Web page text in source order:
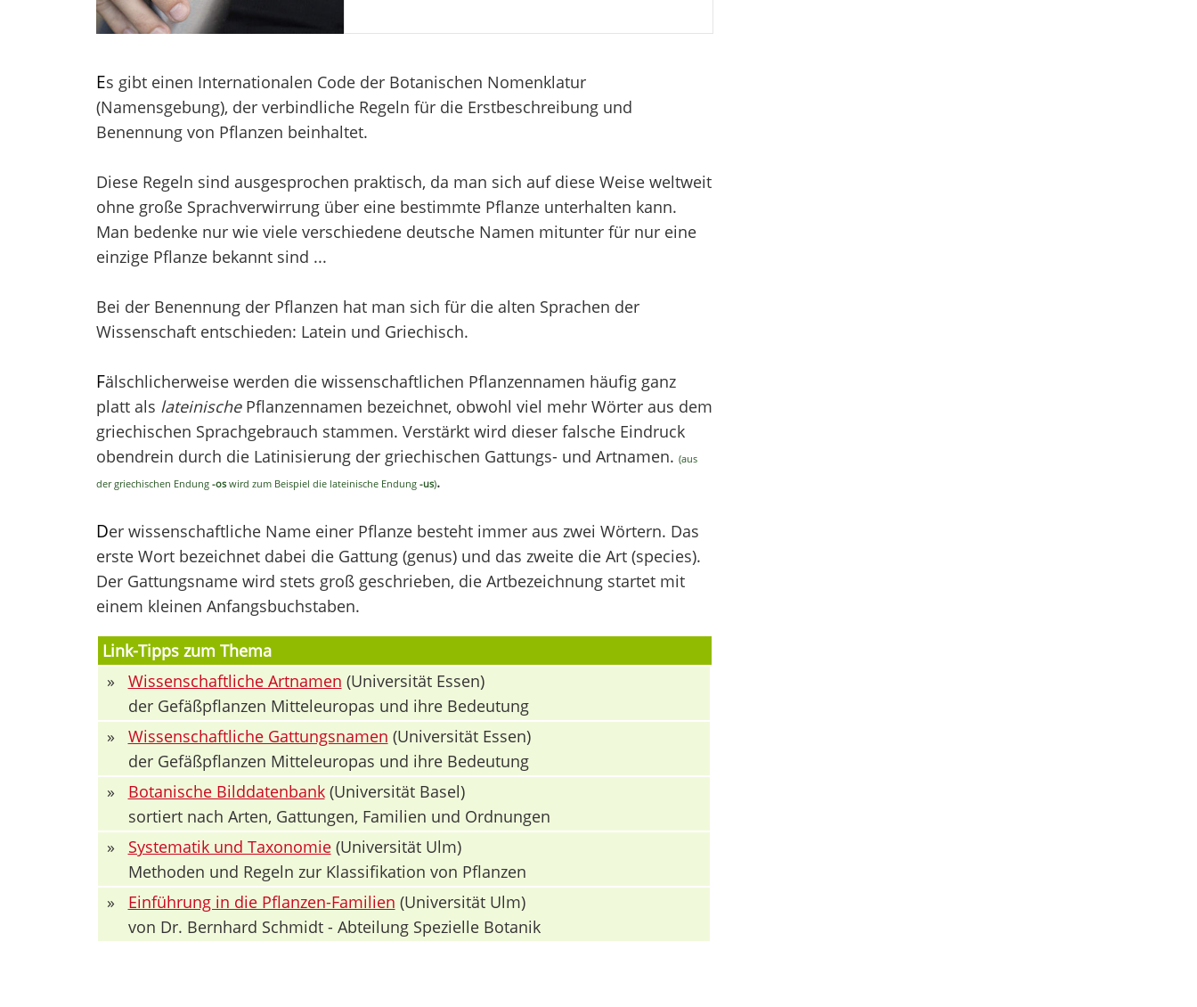
Es gibt einen Internationalen Code der Botanischen Nomenklatur
(Namensgebung), der verbindliche Regeln für die Erstbeschreibung und
Benennung von Pflanzen beinhaltet.
Diese Regeln sind ausgesprochen praktisch, da man sich auf diese Weise weltweit
ohne große Sprachverwirrung über eine bestimmte Pflanze unterhalten kann.
Man bedenke nur wie viele verschiedene deutsche Namen mitunter für nur eine
einzige Pflanze bekannt sind ...
Bei der Benennung der Pflanzen hat man sich für die alten Sprachen der
Wissenschaft entschieden: Latein und Griechisch.
Fälschlicherweise werden die wissenschaftlichen Pflanzennamen häufig ganz
platt als lateinischePflanzennamen bezeichnet, obwohl viel mehr Wörter aus dem
griechischen Sprachgebrauch stammen. Verstärkt wird dieser falsche Eindruck
obendrein durch die Latinisierung der griechischen Gattungs- und Artnamen. (aus
der griechischen Endung -oswird zum Beispiel die lateinische Endung -us).
Der wissenschaftliche Name einer Pflanze besteht immer aus zwei Wörtern. Das
erste Wort bezeichnet dabei die Gattung (genus) und das zweite die Art (species).
Der Gattungsname wird stets groß geschrieben, die Artbezeichnung startet mit
einem kleinen Anfangsbuchstaben.
Link-Tipps zum Thema
»
Wissenschaftliche Artnamen (Universität Essen)
der Gefäßpflanzen Mitteleuropas und ihre Bedeutung
»
Wissenschaftliche Gattungsnamen (Universität Essen)
der Gefäßpflanzen Mitteleuropas und ihre Bedeutung
»
Botanische Bilddatenbank(Universität Basel)
sortiert nach Arten, Gattungen, Familien und Ordnungen
»
Systematik und Taxonomie(Universität Ulm)
Methoden und Regeln zur Klassifikation von Pflanzen
»
Einführung in die Pflanzen-Familien (Universität Ulm)
von Dr. Bernhard Schmidt - Abteilung Spezielle Botanik